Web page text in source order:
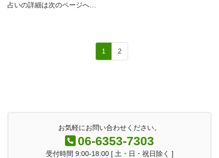
占いの詳細は次のページへ…
1 2
お気軽にお問い合わせください。
06-6353-7303
受付時間 9:00-18:00 [ 土・日・祝日除く ]